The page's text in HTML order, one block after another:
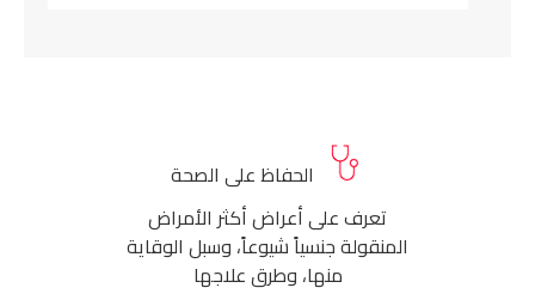
الحفاظ على الصحة
تعرف على أعراض أكثر الأمراض
المنقولة جنسياً شيوعاً، وسبل الوقاية
منها، وطرق علاجها